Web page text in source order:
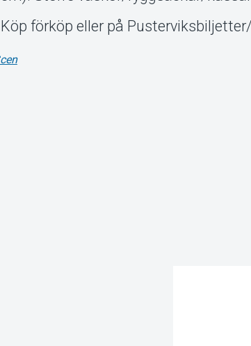
Köp förköp eller på